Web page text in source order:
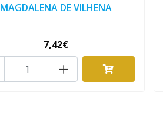
MAGDALENA DE VILHENA
7,42€
+